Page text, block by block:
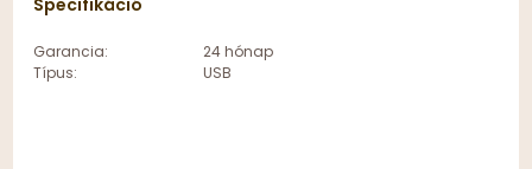
Specifikáció
Garancia:
24 hónap
Típus:
USB